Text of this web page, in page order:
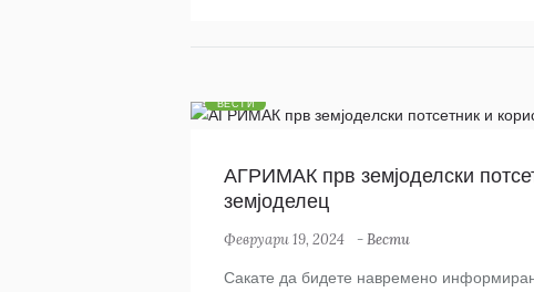
ВЕСТИ
АГРИМАК прв земјоделски
земјоделец
Февруари 19, 2024 -Вести
Сакате да бидете навремено